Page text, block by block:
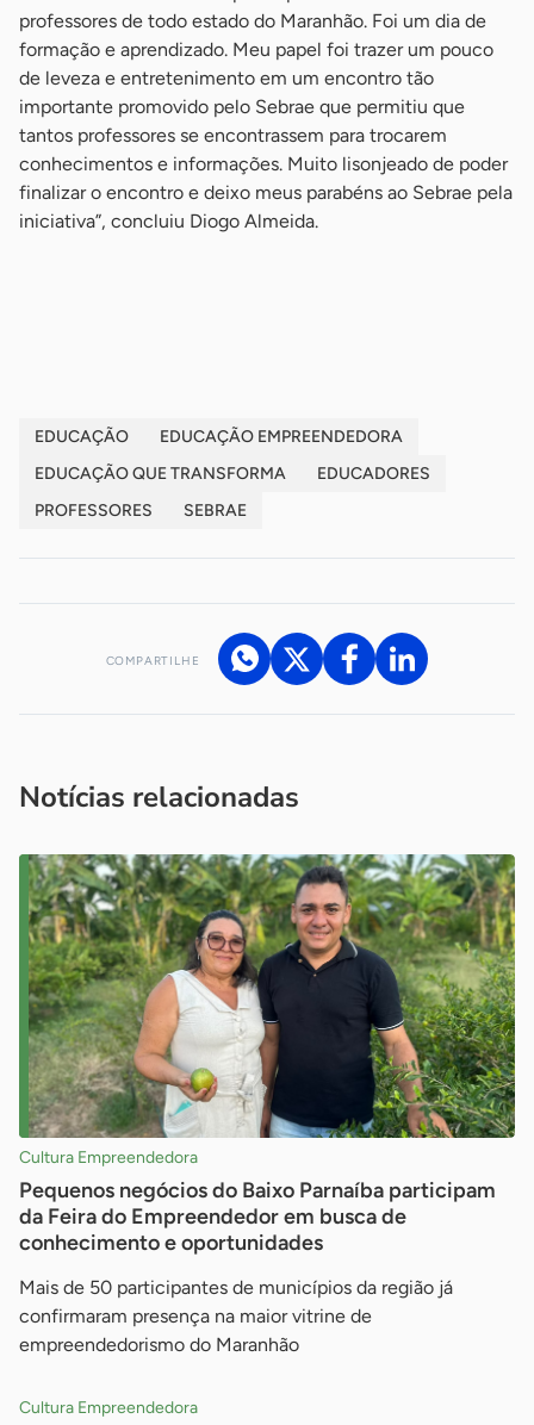
professores de todo estado do Maranhão. Foi um dia de
formação e aprendizado. Meu papel foi trazer um pouco
de leveza e entretenimento em um encontro tão
importante promovido pelo Sebrae que permitiu que
tantos professores se encontrassem para trocarem
conhecimentos e informações. Muito lisonjeado de poder
finalizar o encontro e deixo meus parabéns ao Sebrae pela
iniciativa”, concluiu Diogo Almeida.
EDUCAÇÃO
EDUCAÇÃO EMPREENDEDORA
EDUCAÇÃO QUE TRANSFORMA
EDUCADORES
PROFESSORES
SEBRAE
COMPARTILHE
Notícias relacionadas
Cultura Empreendedora
Pequenos negócios do Baixo Parnaíba participam
da Feira do Empreendedor em busca de
conhecimento e oportunidades
Mais de 50 participantes de municípios da região já
confirmaram presença na maior vitrine de
empreendedorismo do Maranhão
Cultura Empreendedora